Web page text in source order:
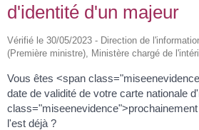
d'identité d'un majeur
Vérifié le 30/05/2023 - Direction de
(Première ministre), Ministère chargé de
Vous êtes <span
date de validité de votre carte nationale
l'est déjà ?